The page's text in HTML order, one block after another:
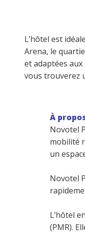
L’hôtel est
Arena, le
et adaptées aux
vous trouverez
À
Novotel
mobilité
un
Novotel
L’hôtel
(PMR).